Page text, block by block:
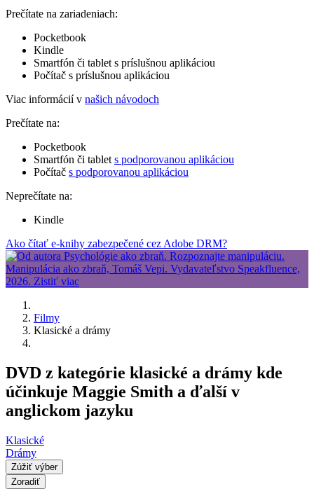
Prečítate na zariadeniach:
Pocketbook
Kindle
Smartfón či tablet s príslušnou aplikáciou
Počítač s príslušnou aplikáciou
Viac informácií v našich návodoch
Prečítate na:
Pocketbook
Smartfón či tablet s podporovanou aplikáciou
Počítač s podporovanou aplikáciou
Neprečítate na:
Kindle
Ako čítať e-knihy zabezpečené cez Adobe DRM?
Filmy
Klasické a drámy
DVD z kategórie klasické a drámy kde
účinkuje Maggie Smith a ďalší v
anglickom jazyku
Klasické
Drámy
Zúžiť výber
Zoradiť